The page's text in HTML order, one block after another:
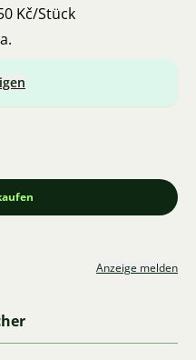
Kč/Stück
Anzeige melden